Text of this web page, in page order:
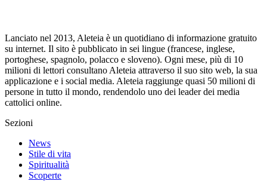
Lanciato nel 2013, Aleteia è un quotidiano di informazione gratuito
su internet. Il sito è pubblicato in sei lingue (francese, inglese,
portoghese, spagnolo, polacco e sloveno). Ogni mese, più di 10
milioni di lettori consultano Aleteia attraverso il suo sito web, la sua
applicazione e i social media. Aleteia raggiunge quasi 50 milioni di
persone in tutto il mondo, rendendolo uno dei leader dei media
cattolici online.
Sezioni
News
Stile di vita
Spiritualità
Scoperte